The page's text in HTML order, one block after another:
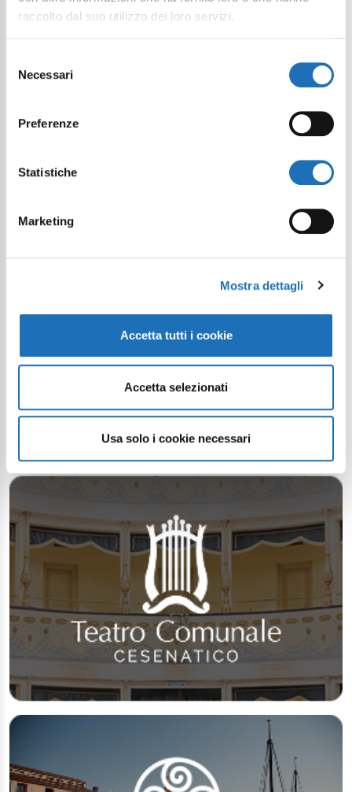
raccolto dal suo utilizzo dei loro servizi.
delNecessari
Preferenze
Statistiche
Marketing
Mostra dettagli
Accetta tutti i cookie
Accetta selezionati
Usa solo i cookie necessari